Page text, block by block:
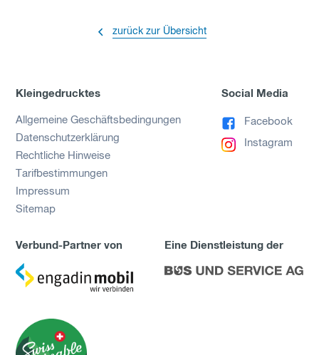
zurück zur Übersicht
Kleingedrucktes
Allgemeine Geschäftsbedingungen
Datenschutzerklärung
Rechtliche Hinweise
Tarifbestimmungen
Impressum
Sitemap
Social Media
Facebook
Instagram
Verbund-Partner von
zu
Engadin
Eine Dienstleistung der
zu